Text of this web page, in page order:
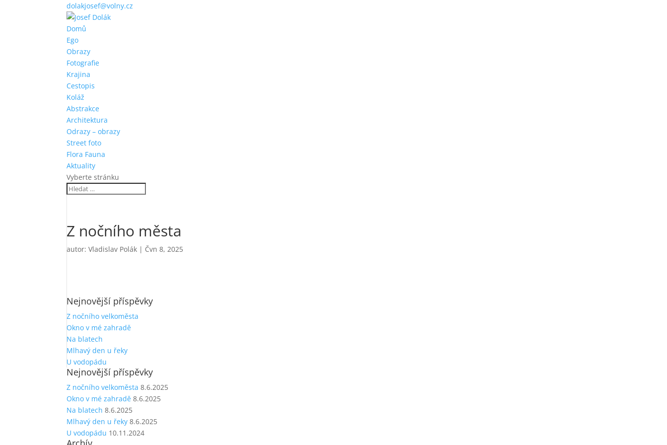
dolakjosef@volny.cz
Domů
Ego
Obrazy
Fotografie
Krajina
Cestopis
Koláž
Abstrakce
Architektura
Odrazy – obrazy
Street foto
Flora Fauna
Aktuality
Vyberte stránku
Z nočního města
autor:Vladislav Polák | Čvn 8, 2025
Nejnovější příspěvky
Z nočního velkoměsta
Okno v mé zahradě
Na blatech
Mlhavý den u řeky
U vodopádu
Nejnovější příspěvky
Z nočního velkoměsta 8.6.2025
Okno v mé zahradě 8.6.2025
Na blatech 8.6.2025
Mlhavý den u řeky 8.6.2025
U vodopádu 10.11.2024